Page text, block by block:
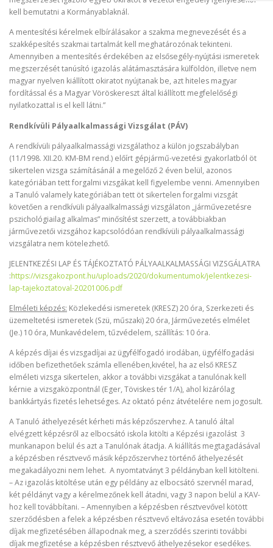
kell bemutatni a Kormányablaknál.
A mentesítési kérelmek elbírálásakor a szakma megnevezését és a
szakképesítés szakmai tartalmát kell meghatározónak tekinteni.
Amennyiben a mentesítés érdekében az elsősegély-nyújtási ismeretek
megszerzését tanúsító igazolás alátámasztására külföldön, illetve nem
magyar nyelven kiállított okiratot nyújtanak be, azt hiteles magyar
fordítással és a Magyar Vöröskereszt által kiállított megfelelőségi
nyilatkozattal is el kell látni.”
Rendkívüli Pályaalkalmassági Vizsgálat (PÁV)
A rendkívüli pályaalkalmassági vizsgálathoz a külön jogszabályban
(11/1998. XII.20. KM-BM rend.) előírt gépjármű-vezetési gyakorlatból öt
sikertelen vizsga számításánál a megelőző 2 éven belül, azonos
kategóriában tett forgalmi vizsgákat kell figyelembe venni. Amennyiben
a Tanuló valamely kategóriában tett öt sikertelen forgalmi vizsgát
követően a rendkívüli pályaalkalmassági vizsgálaton „járművezetésre
pszichológiailag alkalmas” minősítést szerzett, a továbbiakban
járművezetői vizsgához kapcsolódóan rendkívüli pályaalkalmassági
vizsgálatra nem kötelezhető.
JELENTKEZÉSI LAP ÉS TÁJÉKOZTATÓ PÁLYAALKALMASSÁGI VIZSGÁLATRA
:https://vizsgakozpont.hu/uploads/2020/dokumentumok/jelentkezesi-
lap-tajekoztatoval-20201006.pdf
Elméleti képzés: Közlekedési ismeretek (KRESZ) 20 óra, Szerkezeti és
üzemeltetési ismeretek (Szü, műszaki) 20 óra, Járművezetés elmélet
(Je.) 10 óra, Munkavédelem, tűzvédelem, szállítás: 10 óra.
A képzés díjai és vizsgadíjai az ügyfélfogadó irodában, ügyfélfogadási
időben befizethetőek számla ellenében,kivétel, ha az első KRESZ
elméleti vizsga sikertelen, akkor a további vizsgákat a tanulónak kell
kérnie a vizsgaközpontnál (Eger, Töviskes tér 1/A), ahol kizárólag
bankkártyás fizetés lehetséges. Az oktató pénz átvételére nem jogosult.
A Tanuló áthelyezését kérheti más képzőszervhez. A tanuló által
elvégzett képzésről az elbocsátó iskola kitölti a Képzési igazolást 3
munkanapon belül és azt a Tanulónak átadja. A kiállítás megtagadásával
a képzésben résztvevő másik képzőszervhez történő áthelyezését
megakadályozni nem lehet. A nyomtatványt 3 példányban kell kitölteni.
– Az igazolás kitöltése után egy példány az elbocsátó szervnél marad,
két példányt vagy a kérelmezőnek kell átadni, vagy 3 napon belül a KAV-
hoz kell továbbítani. – Amennyiben a képzésben résztvevővel kötött
szerződésben a felek a képzésben résztvevő eltávozása esetén további
díjak megfizetésében állapodnak meg, a szerződés szerinti további
díjak megfizetése a képzésben résztvevő áthelyezésekor esedékes.